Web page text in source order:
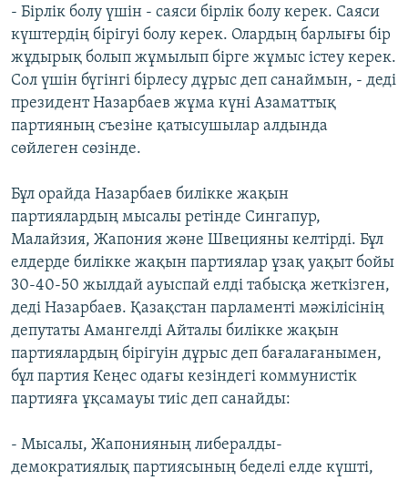
- Бірлік болу үшін - саяси бірлік болу керек. Саяси
күштердің бірігуі болу керек. Олардың барлығы бір
жұдырық болып жұмылып бірге жұмыс істеу керек.
Сол үшін бүгінгі бірлесу дұрыс деп санаймын, - деді
президент Назарбаев жұма күні Азаматтық
партияның съезіне қатысушылар алдында
сөйлеген сөзінде.
Бұл орайда Назарбаев билікке жақын
партиялардың мысалы ретінде Сингапур,
Малайзия, Жапония және Швецияны келтірді. Бұл
елдерде билікке жақын партиялар ұзақ уақыт бойы
30-40-50 жылдай ауыспай елді табысқа жеткізген,
деді Назарбаев. Қазақстан парламенті мәжілісінің
депутаты Амангелді Айталы билікке жақын
партиялардың бірігуін дұрыс деп бағалағанымен,
бұл партия Кеңес одағы кезіндегі коммунистік
партияға ұқсамауы тиіс деп санайды:
- Мысалы, Жапонияның либералды-
демократиялық партиясының беделі елде күшті,